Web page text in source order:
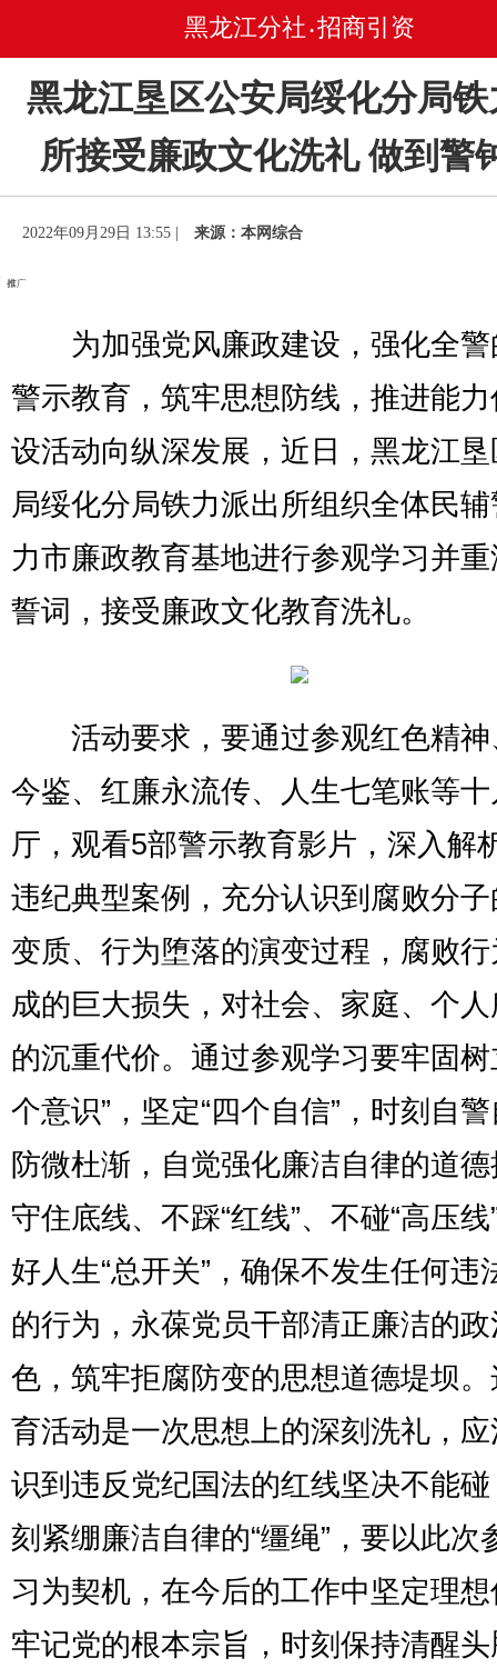
黑龙江分社 • 招商引资
黑龙江垦区公安局绥化分局
所接受廉政文化洗礼 做到警
2022年09月29日 13:55 | 来源：本网综合
为加强党风廉政建设，强化全警
警示教育，筑牢思想防线，推进能
设活动向纵深发展，近日，黑龙江
局绥化分局铁力派出所组织全体民
力市廉政教育基地进行参观学习并
誓词，接受廉政文化教育洗礼。
活动要求，要通过参观红色精神
今鉴、红廉永流传、人生七笔账等
厅，观看5部警示教育影片，深入解
违纪典型案例，充分认识到腐败分
变质、行为堕落的演变过程，腐败
成的巨大损失，对社会、家庭、个
的沉重代价。通过参观学习要牢固树
个意识”，坚定“四个自信”，时刻自
防微杜渐，自觉强化廉洁自律的道
守住底线、不踩“红线”、不碰“高压线
好人生“总开关”，确保不发生任何违
的行为，永葆党员干部清正廉洁的
色，筑牢拒腐防变的思想道德堤坝
育活动是一次思想上的深刻洗礼，
识到违反党纪国法的红线坚决不能
刻紧绷廉洁自律的“缰绳”，要以此次
习为契机，在今后的工作中坚定理
牢记党的根本宗旨，时刻保持清醒